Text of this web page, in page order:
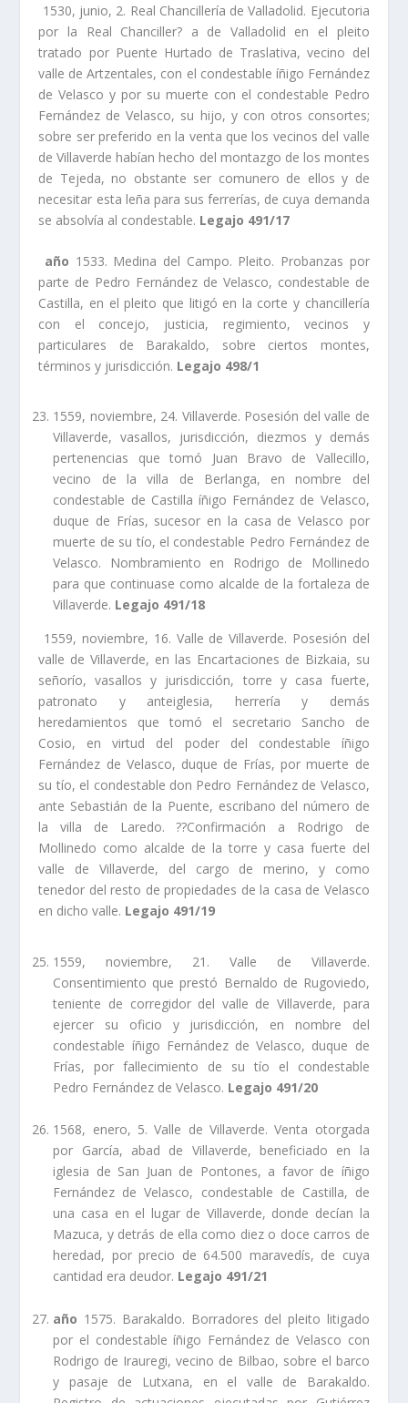
1530, junio, 2. Real Chancillerí­a de Valladolid. Ejecutoria
por la Real Chanciller? a de Valladolid en el pleito
tratado por Puente Hurtado de Traslativa, vecino del
valle de Artzentales, con el condestable íñigo Fernández
de Velasco y por su muerte con el condestable Pedro
Fernández de Velasco, su hijo, y con otros consortes;
sobre ser preferido en la venta que los vecinos del valle
de Villaverde habí­an hecho del montazgo de los montes
de Tejeda, no obstante ser comunero de ellos y de
necesitar esta leña para sus ferrerí­as, de cuya demanda
se absolví­a al condestable. Legajo 491/17
año 1533. Medina del Campo. Pleito. Probanzas por
parte de Pedro Fernández de Velasco, condestable de
Castilla, en el pleito que litigó en la corte y chancillerí­a
con el concejo, justicia, regimiento, vecinos y
particulares de Barakaldo, sobre ciertos montes,
términos y jurisdicción. Legajo 498/1
1559, noviembre, 24. Villaverde. Posesión del valle de
Villaverde, vasallos, jurisdicción, diezmos y demás
pertenencias que tomó Juan Bravo de Vallecillo,
vecino de la villa de Berlanga, en nombre del
condestable de Castilla íñigo Fernández de Velasco,
duque de Frí­as, sucesor en la casa de Velasco por
muerte de su tí­o, el condestable Pedro Fernández de
Velasco. Nombramiento en Rodrigo de Mollinedo
para que continuase como alcalde de la fortaleza de
Villaverde. Legajo 491/18
1559, noviembre, 16. Valle de Villaverde. Posesión del
valle de Villaverde, en las Encartaciones de Bizkaia, su
señorí­o, vasallos y jurisdicción, torre y casa fuerte,
patronato y anteiglesia, herrerí­a y demás
heredamientos que tomó el secretario Sancho de
Cosio, en virtud del poder del condestable íñigo
Fernández de Velasco, duque de Frí­as, por muerte de
su tí­o, el condestable don Pedro Fernández de Velasco,
ante Sebastián de la Puente, escribano del número de
la villa de Laredo. ??Confirmación a Rodrigo de
Mollinedo como alcalde de la torre y casa fuerte del
valle de Villaverde, del cargo de merino, y como
tenedor del resto de propiedades de la casa de Velasco
en dicho valle. Legajo 491/19
1559, noviembre, 21. Valle de Villaverde.
Consentimiento que prestó Bernaldo de Rugoviedo,
teniente de corregidor del valle de Villaverde, para
ejercer su oficio y jurisdicción, en nombre del
condestable íñigo Fernández de Velasco, duque de
Frí­as, por fallecimiento de su tí­o el condestable
Pedro Fernández de Velasco. Legajo 491/20
1568, enero, 5. Valle de Villaverde. Venta otorgada
por Garcí­a, abad de Villaverde, beneficiado en la
iglesia de San Juan de Pontones, a favor de íñigo
Fernández de Velasco, condestable de Castilla, de
una casa en el lugar de Villaverde, donde decí­an la
Mazuca, y detrás de ella como diez o doce carros de
heredad, por precio de 64.500 maravedí­s, de cuya
cantidad era deudor. Legajo 491/21
año 1575. Barakaldo. Borradores del pleito litigado
por el condestable íñigo Fernández de Velasco con
Rodrigo de Irauregi, vecino de Bilbao, sobre el barco
y pasaje de Lutxana, en el valle de Barakaldo.